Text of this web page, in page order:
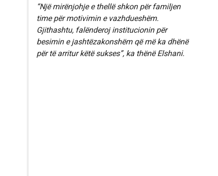
“Një mirënjohje e thellë shkon për familjen
time për motivimin e vazhdueshëm.
Gjithashtu, falënderoj institucionin për
besimin e jashtëzakonshëm që më ka dhënë
për të arritur këtë sukses”, ka thënë Elshani.